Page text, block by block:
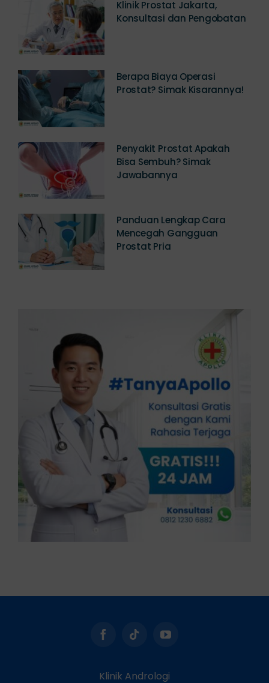
Klinik Prostat Jakarta,
Konsultasi dan Pengobatan
Berapa Biaya Operasi
Prostat? Simak Kisarannya!
Penyakit Prostat Apakah
Bisa Sembuh? Simak
Jawabannya
Panduan Lengkap Cara
Mencegah Gangguan
Prostat Pria
Klinik Andrologi